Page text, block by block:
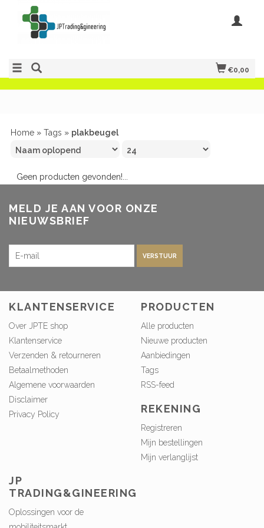
€0,00
Home » Tags » plakbeugel
Geen producten gevonden!...
MELD JE AAN VOOR ONZE
NIEUWSBRIEF
VERSTUUR
KLANTENSERVICE
Over JPTE shop
Klantenservice
Verzenden & retourneren
Betaalmethoden
Algemene voorwaarden
Disclaimer
Privacy Policy
PRODUCTEN
Alle producten
Nieuwe producten
Aanbiedingen
Tags
RSS-feed
REKENING
Registreren
Mijn bestellingen
Mijn verlanglijst
JP
TRADING&GINEERING
Oplossingen voor de